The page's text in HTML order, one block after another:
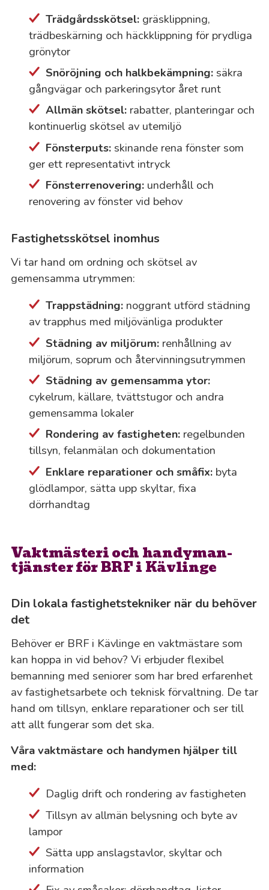
Trädgårdsskötsel:gräsklippning,
trädbeskärning och häckklippning för prydliga
grönytor
Snöröjning och halkbekämpning:säkra
gångvägar och parkeringsytor året runt
Allmän skötsel:rabatter, planteringar och
kontinuerlig skötsel av utemiljö
Fönsterputs:skinande rena fönster som
ger ett representativt intryck
Fönsterrenovering:underhåll och
renovering av fönster vid behov
Fastighetsskötsel inomhus
Vi tar hand om ordning och skötsel av
gemensamma utrymmen:
Trappstädning:noggrant utförd städning
av trapphus med miljövänliga produkter
Städning av miljörum:renhållning av
miljörum, soprum och återvinningsutrymmen
Städning av gemensamma ytor:
cykelrum, källare, tvättstugor och andra
gemensamma lokaler
Rondering av fastigheten:regelbunden
tillsyn, felanmälan och dokumentation
Enklare reparationer och småfix:byta
glödlampor, sätta upp skyltar, fixa
dörrhandtag
Vaktmästeri och handyman-
tjänster för BRF i Kävlinge
Din lokala fastighetstekniker när du behöver
det
Behöver er BRF i Kävlinge en vaktmästare som
kan hoppa in vid behov? Vi erbjuder flexibel
bemanning med seniorer som har bred erfarenhet
av fastighetsarbete och teknisk förvaltning. De tar
hand om tillsyn, enklare reparationer och ser till
att allt fungerar som det ska.
Våra vaktmästare och handymen hjälper till
med:
Daglig drift och rondering av fastigheten
Tillsyn av allmän belysning och byte av
lampor
Sätta upp anslagstavlor, skyltar och
information